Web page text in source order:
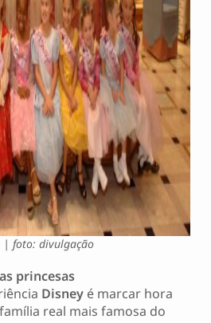
| foto: divulgação
princesas
Disneyé marcar hora
real mais famosa do